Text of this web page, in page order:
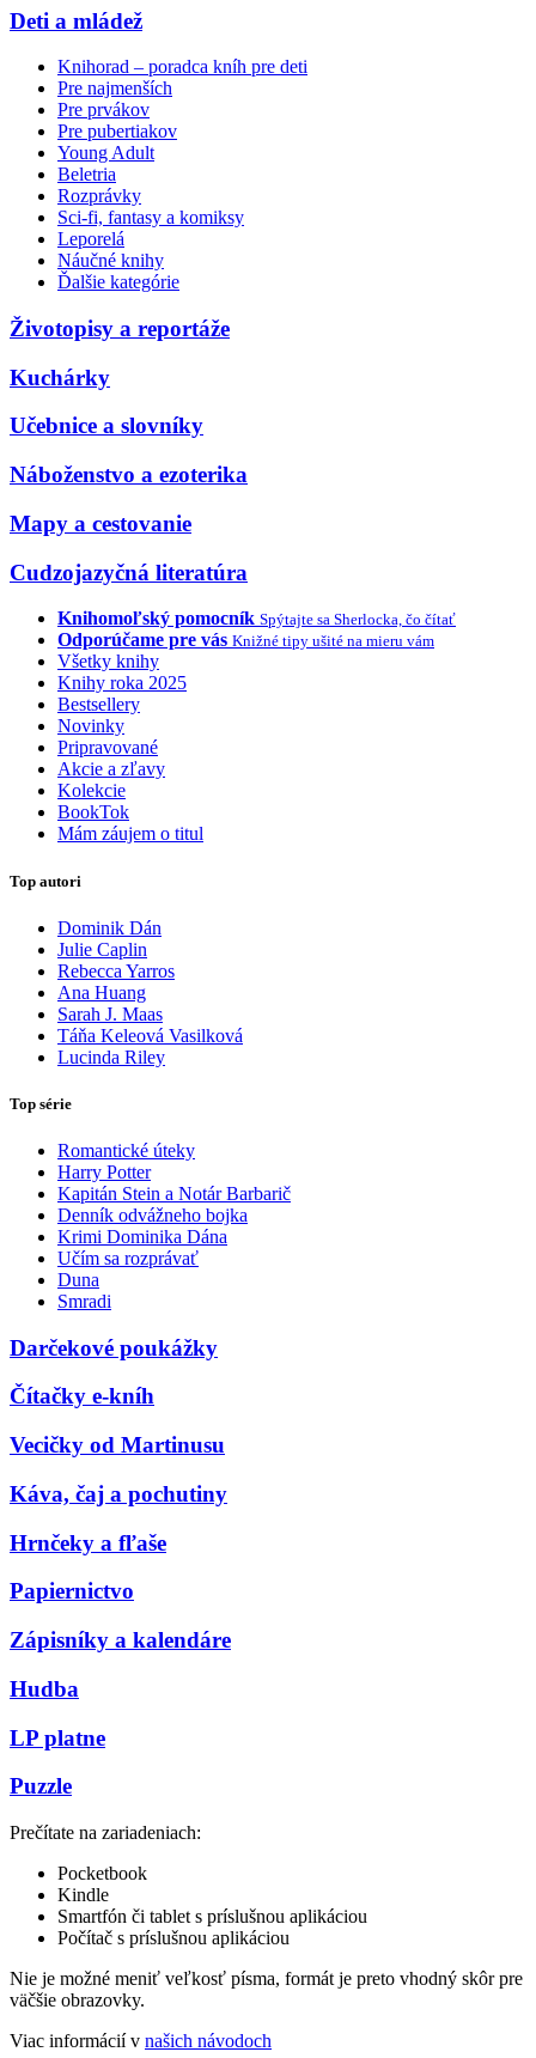
Deti a mládež
Knihorad – poradca kníh pre deti
Pre najmenších
Pre prvákov
Pre pubertiakov
Young Adult
Beletria
Rozprávky
Sci-fi, fantasy a komiksy
Leporelá
Náučné knihy
Ďalšie kategórie
Životopisy a reportáže
Kuchárky
Učebnice a slovníky
Náboženstvo a ezoterika
Mapy a cestovanie
Cudzojazyčná literatúra
Knihomoľský pomocník Spýtajte sa Sherlocka, čo čítať
Odporúčame pre vás Knižné tipy ušité na mieru vám
Všetky knihy
Knihy roka 2025
Bestsellery
Novinky
Pripravované
Akcie a zľavy
Kolekcie
BookTok
Mám záujem o titul
Top autori
Dominik Dán
Julie Caplin
Rebecca Yarros
Ana Huang
Sarah J. Maas
Táňa Keleová Vasilková
Lucinda Riley
Top série
Romantické úteky
Harry Potter
Kapitán Stein a Notár Barbarič
Denník odvážneho bojka
Krimi Dominika Dána
Učím sa rozprávať
Duna
Smradi
Darčekové poukážky
Čítačky e-kníh
Vecičky od Martinusu
Káva, čaj a pochutiny
Hrnčeky a fľaše
Papiernictvo
Zápisníky a kalendáre
Hudba
LP platne
Puzzle
Prečítate na zariadeniach:
Pocketbook
Kindle
Smartfón či tablet s príslušnou aplikáciou
Počítač s príslušnou aplikáciou
Nie je možné meniť veľkosť písma, formát je preto vhodný skôr pre
väčšie obrazovky.
Viac informácií v našich návodoch